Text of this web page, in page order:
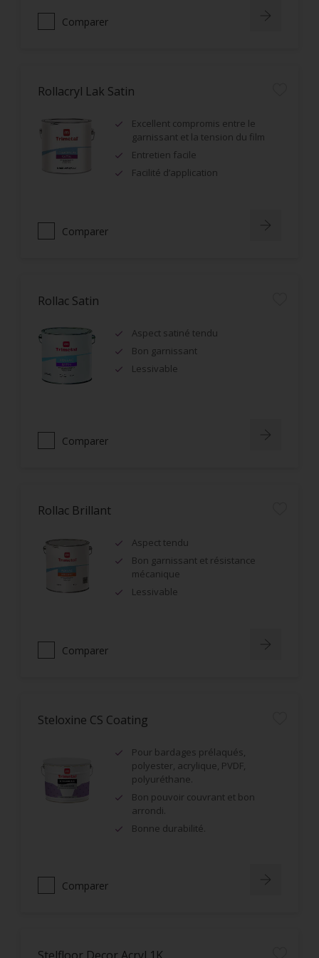
Comparer
Rollacryl Lak Satin
Excellent compromis entre le
garnissant et la tension du film
Entretien facile
Facilité d’application
Comparer
Rollac Satin
Aspect satiné tendu
Bon garnissant
Lessivable
Comparer
Rollac Brillant
Aspect tendu
Bon garnissant et résistance
mécanique
Lessivable
Comparer
Steloxine CS Coating
Pour bardages prélaqués,
polyester, acrylique, PVDF,
polyuréthane.
Bon pouvoir couvrant et bon
arrondi.
Bonne durabilité.
Comparer